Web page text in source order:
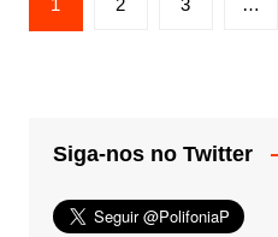
de
Siga-nos no Twitter